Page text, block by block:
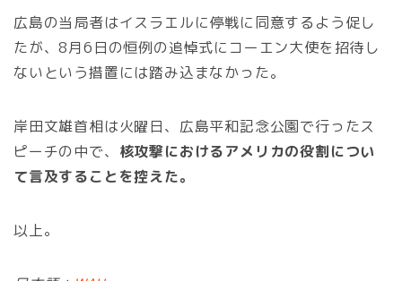
広島の当局者はイスラエルに停戦に同意するよう促し
たが、8月6日の恒例の追悼式にコーエン大使を招待し
ないという措置には踏み込まなかった。
岸田文雄首相は火曜日、広島平和記念公園で行ったス
ピーチの中で、 核攻撃におけるアメリカの役割につい
て言及することを控えた。
以上。